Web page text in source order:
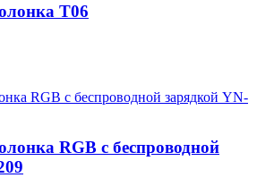
T06
RGB с беспроводной